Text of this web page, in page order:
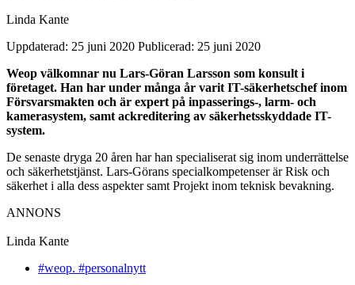
Linda Kante
Uppdaterad: 25 juni 2020 Publicerad: 25 juni 2020
Weop välkomnar nu Lars-Göran Larsson som konsult i
företaget. Han har under många år varit IT-säkerhetschef inom
Försvarsmakten och är expert på inpasserings-, larm- och
kamerasystem, samt ackreditering av säkerhetsskyddade IT-
system.
De senaste dryga 20 åren har han specialiserat sig inom underrättelse
och säkerhetstjänst. Lars-Görans specialkompetenser är Risk och
säkerhet i alla dess aspekter samt Projekt inom teknisk bevakning.
ANNONS
Linda Kante
#weop. #personalnytt